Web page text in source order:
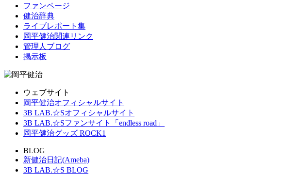
ファンページ
健治辞典
ライブレポート集
岡平健治関連リンク
管理人ブログ
掲示板
ウェブサイト
岡平健治オフィシャルサイト
3B LAB.☆Sオフィシャルサイト
3B LAB.☆Sファンサイト「endless road」
岡平健治グッズ ROCK1
BLOG
新健治日記(Ameba)
3B LAB.☆S BLOG